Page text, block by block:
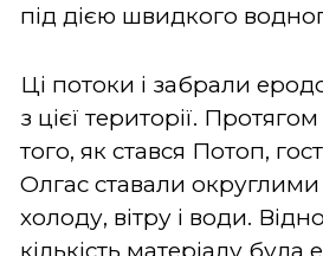
під дією швидкого
Ці потоки і забрали
з цієї території.
того, як стався Потоп,
Олгас ставали округлими
холоду, вітру і води.